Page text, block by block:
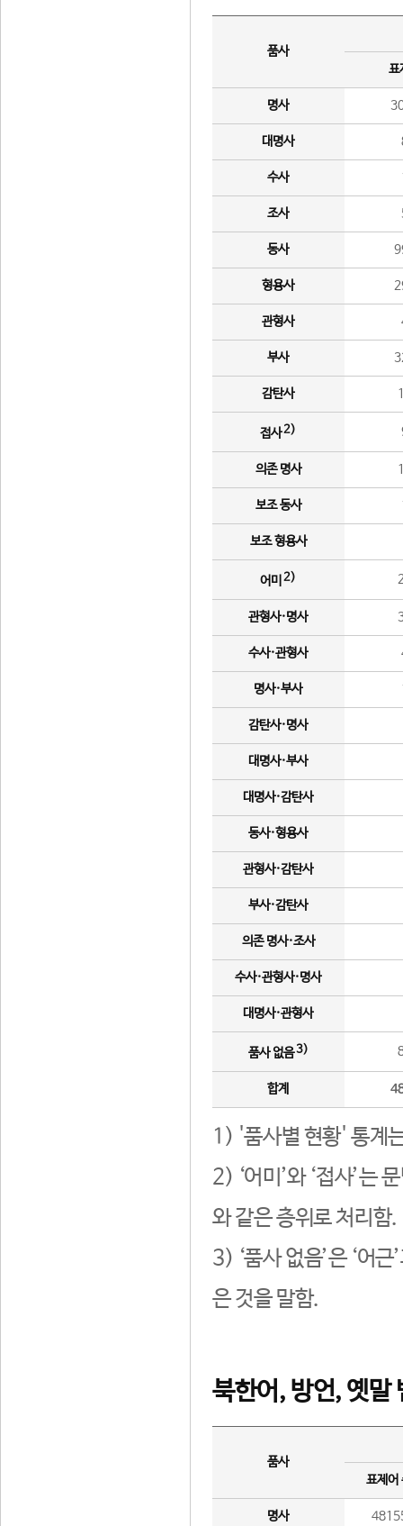
품사
표
명사
대명사
수사
조사
동사
형용사
관형사
부사
감탄사
접사2)
의존 명사
보조 동사
보조 형용사
어미 2)
관형사·명사
수사·관형사
명사·부사
감탄사·명사
대명사·부사
대명사·감탄사
동사·형용사
관형사·감탄사
부사·감탄사
의존 명사·조사
수사·관형사·명사
대명사·관형사
품사 없음3)
합계
1) '품사별 현황' 통계
2) ‘어미’와 ‘접사’는
와 같은 층위로 처리함.
3) ‘품사 없음’은 ‘어
은 것을 말함.
북한어, 방언, 옛말
품사
표제어
명사